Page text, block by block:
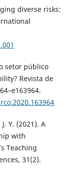
diverse risks:
setor público
Revista de
Y. (2021). A
with
Teaching
31(2).